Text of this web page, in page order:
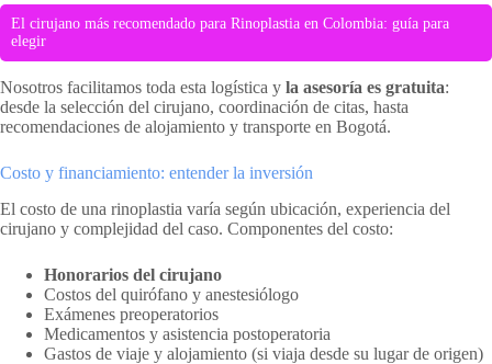
El cirujano más recomendado para Rinoplastia en Colombia: guía para
elegir
Nosotros facilitamos toda esta logística y la asesoría es gratuita:
desde la selección del cirujano, coordinación de citas, hasta
recomendaciones de alojamiento y transporte en Bogotá.
Costo y financiamiento: entender la inversión
El costo de una rinoplastia varía según ubicación, experiencia del
cirujano y complejidad del caso. Componentes del costo:
Honorarios del cirujano
Costos del quirófano y anestesiólogo
Exámenes preoperatorios
Medicamentos y asistencia postoperatoria
Gastos de viaje y alojamiento (si viaja desde su lugar de origen)